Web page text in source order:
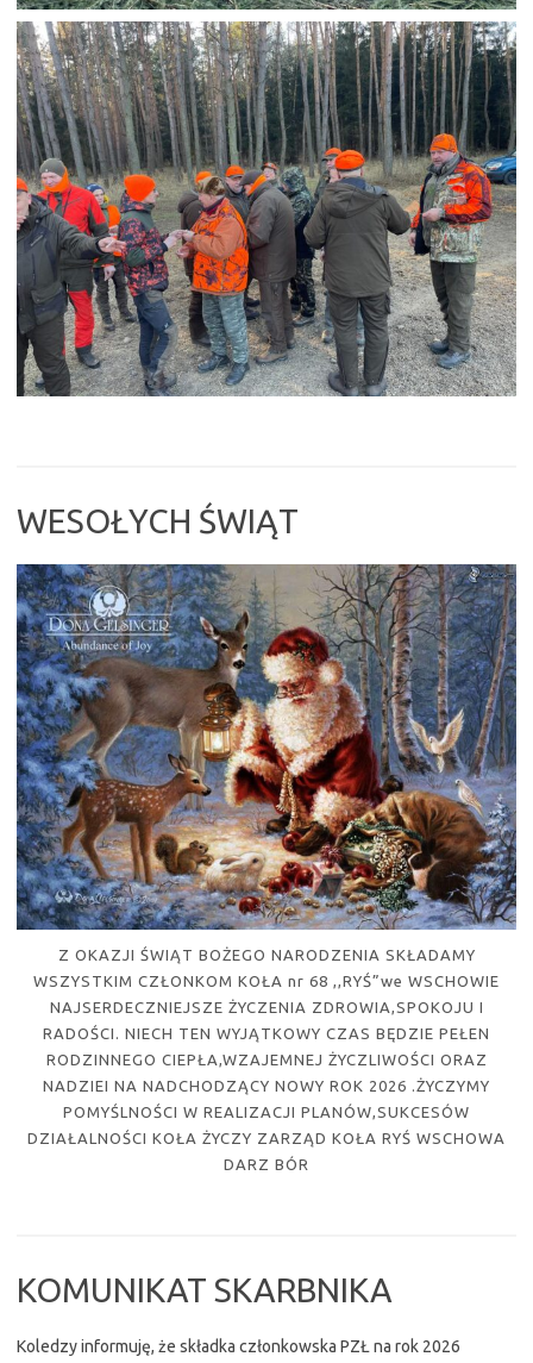
WESOŁYCH ŚWIĄT
Z OKAZJI ŚWIĄT BOŻEGO NARODZENIA SKŁADAMY
WSZYSTKIM CZŁONKOM KOŁA nr 68 ,,RYŚ”we WSCHOWIE
NAJSERDECZNIEJSZE ŻYCZENIA ZDROWIA,SPOKOJU I
RADOŚCI. NIECH TEN WYJĄTKOWY CZAS BĘDZIE PEŁEN
RODZINNEGO CIEPŁA,WZAJEMNEJ ŻYCZLIWOŚCI ORAZ
NADZIEI NA NADCHODZĄCY NOWY ROK 2026 .ŻYCZYMY
POMYŚLNOŚCI W REALIZACJI PLANÓW,SUKCESÓW
DZIAŁALNOŚCI KOŁA ŻYCZY ZARZĄD KOŁA RYŚ WSCHOWA
DARZ BÓR
KOMUNIKAT SKARBNIKA
Koledzy informuję, że składka członkowska PZŁ na rok 2026